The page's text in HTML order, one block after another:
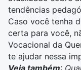
tendências
Caso você tenha
certa para você,
Vocacional da
te ajudar nessa
Veja também: